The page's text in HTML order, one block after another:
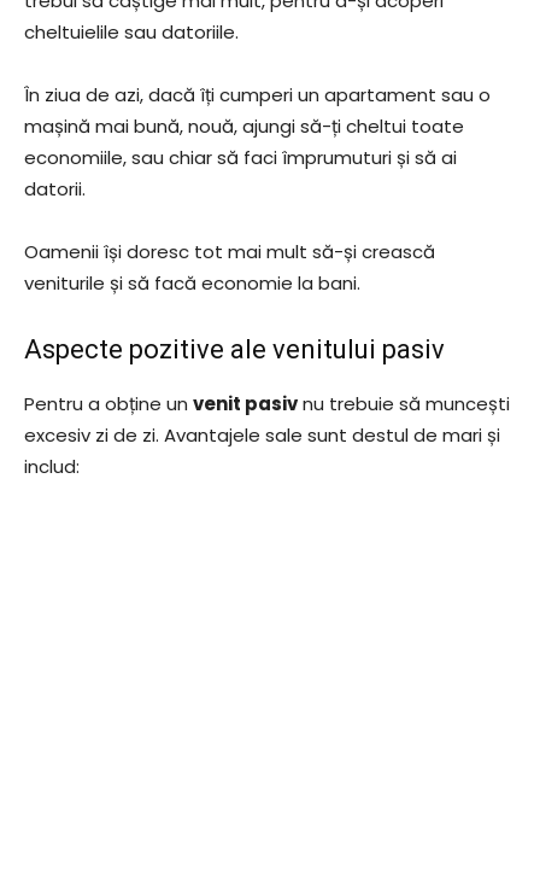
cheltuielile sau datoriile.
În ziua de azi, dacă îți cumperi un apartament sau o
mașină mai bună, nouă, ajungi să-ți cheltui toate
economiile, sau chiar să faci împrumuturi și să ai
datorii.
Oamenii își doresc tot mai mult să-și crească
veniturile și să facă economie la bani.
Aspecte pozitive ale venitului pasiv
Pentru a obține un venit pasivnu trebuie să muncești
excesiv zi de zi. Avantajele sale sunt destul de mari și
includ: